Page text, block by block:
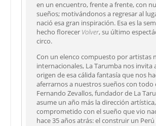
en un encuentro, frente a frente, con
sueños; motivándonos a regresar al
nació esa gran inspiración. Esa es la
hecho florecer Volver, su último
circo.
Con un elenco compuesto por artistas
internacionales, La Tarumba nos invita
origen de esa cálida fantasía que nos
aferrarnos a nuestros sueños con todo
Fernando Zevallos, fundador de La
asume un año más la dirección artística,
comprometido con el sueño que vio
hace 35 años atrás: el construir un